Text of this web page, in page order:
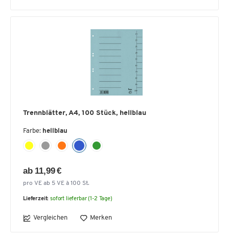
Trennblätter, A4, 100 Stück, hellblau
Farbe: hellblau
ab 11,99 €
pro VE ab 5 VE à 100 St.
Lieferzeit: sofort lieferbar (1-2 Tage)
Vergleichen Merken